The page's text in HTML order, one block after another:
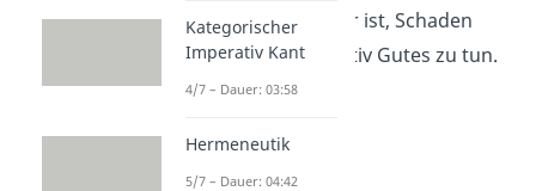
moralisch bedeutsamer ist, Schaden
nicht zuzufügen, als aktiv Gutes zu tun.
Kategorischer
Imperativ Kant
4/7 – Dauer: 03:58
Hermeneutik
5/7 – Dauer: 04:42